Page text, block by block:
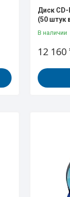
Диск CD-
(50 штук
В наличии
12 160